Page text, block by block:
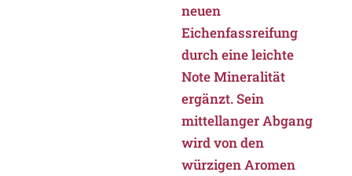
neuen
Eichenfassreifung
durch eine leichte
Note Mineralität
ergänzt. Sein
mittellanger Abgang
wird von den
würzigen Aromen